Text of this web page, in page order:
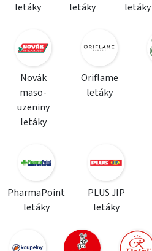
letáky
letáky
letáky
Novák
maso-
uzeniny
letáky
Oriflame
letáky
PharmaPoint
letáky
PLUS JIP
letáky